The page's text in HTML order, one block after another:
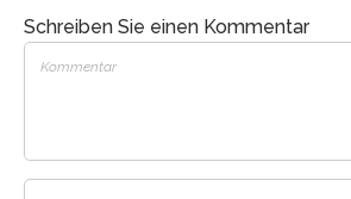
Schreiben Sie einen Kommentar